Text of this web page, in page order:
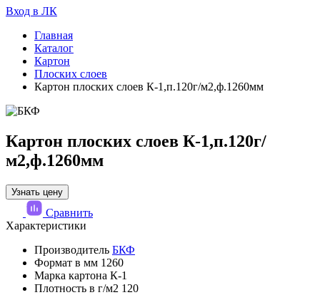
Вход в ЛК
Главная
Каталог
Картон
Плоских слоев
Картон плоских слоев К-1,п.120г/м2,ф.1260мм
Картон плоских слоев К-1,п.120г/
м2,ф.1260мм
Узнать цену
Сравнить
Характеристики
Производитель БКФ
Формат в мм 1260
Марка картона К-1
Плотность в г/м2 120